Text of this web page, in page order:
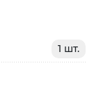
1 шт.